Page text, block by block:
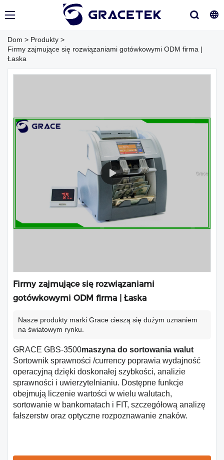
Dom > Produkty >
Firmy zajmujące się rozwiązaniami gotówkowymi ODM firma |
Łaska
Firmy zajmujące się rozwiązaniami
gotówkowymi ODM firma | Łaska
Nasze produkty marki Grace cieszą się dużym uznaniem
na światowym rynku.
GRACE GBS-3500maszyna do sortowania walut
Sortownik sprawności /currency poprawia wydajność
operacyjną dzięki doskonałej szybkości, analizie
sprawności i uwierzytelnianiu. Dostępne funkcje
obejmują liczenie wartości w wielu walutach,
sortowanie w bankomatach i FIT, szczegółową analizę
fałszerstw oraz optyczne rozpoznawanie znaków.